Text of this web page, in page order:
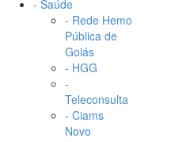
- Saúde
- Rede Hemo
Pública de
Goiás
- HGG
-
Teleconsulta
- Ciams
Novo